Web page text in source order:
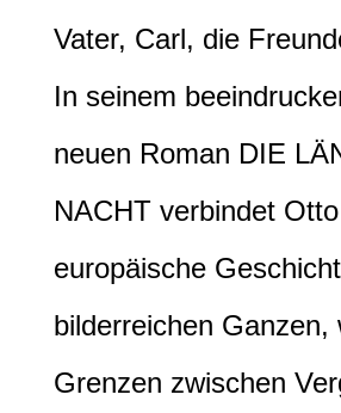
Vater, Carl, die
In seinem
neuen Roman DIE
NACHT verbindet
europäische
bilderreichen Ganzen,
Grenzen zwischen